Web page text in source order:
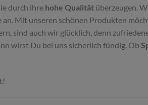
durch ihre hohe Qualität überzeugen.
Mit unseren schönen Produkten
sind auch wir glücklich, denn
wirst Du bei uns sicherlich fündig. Ob